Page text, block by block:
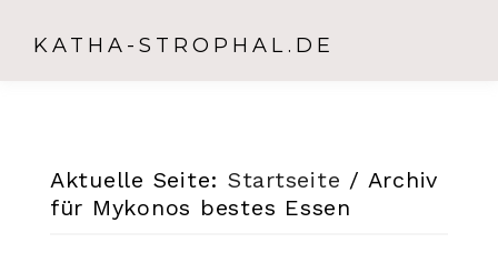
KATHA-STROPHAL.DE
Aktuelle Seite: Startseite / Archiv
für Mykonos bestes Essen